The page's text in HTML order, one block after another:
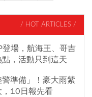
/ HOT ARTICLES /
場，航海王、哥吉
，活動只到這天
準備」！豪大雨紫
，10日報先看